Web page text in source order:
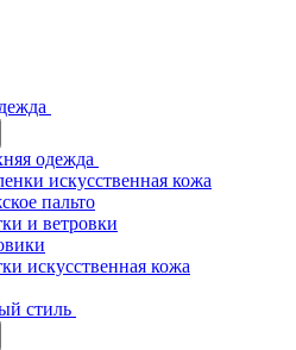
одежда
искусственная кожа
пальто
и ветровки
искусственная кожа
стиль